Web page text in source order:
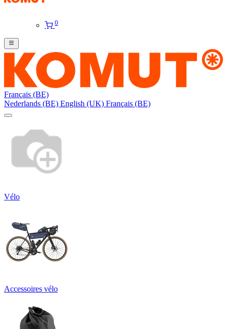
0
Français (BE)
Nederlands (BE) English (UK) Français (BE)
Vélo
Accessoires vélo